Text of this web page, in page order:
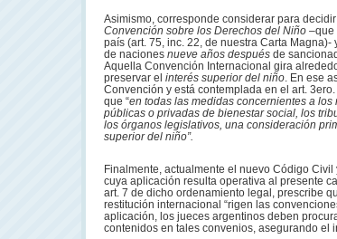
Asimismo, corresponde considerar para
Convención sobre los Derechos del Niño –que
país (art. 75, inc. 22, de nuestra Carta
de naciones nueve años después de
Aquella Convención Internacional gira
preservar el interés superior del niño. En ese
Convención y está contemplada en el art.
que “en todas las medidas concernientes a
públicas o privadas de bienestar social, los
los órganos legislativos, una consideración
superior del niño”.
Finalmente, actualmente el nuevo Código
cuya aplicación resulta operativa al presente
art. 7 de dicho ordenamiento legal, prescribe
restitución internacional “rigen las
aplicación, los jueces argentinos deben
contenidos en tales convenios, asegurando el